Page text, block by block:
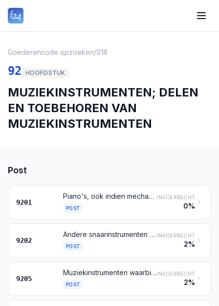
Goederencode opzoeken/S18
92 HOOFDSTUK
MUZIEKINSTRUMENTEN; DELEN
EN TOEBEHOREN VAN
MUZIEKINSTRUMENTEN
Post
9201
Piano's, ook indien mechanisch; klavecimbels en andere snaarinstrumenten met klavier
POST
INVOERRECHT
0%
9202
Andere snaarinstrumenten (bijvoorbeeld gitaren, violen, harpen)
POST
INVOERRECHT
2%
9205
Muziekinstrumenten waarbij de klanken worden voortgebracht door luchtstromen (bijvoorbeeld orgels met pijpen en klavier, accordeons, klarinetten, trompetten, doedelzakken), andere dan orchestrions en straatorgels
POST
INVOERRECHT
2%